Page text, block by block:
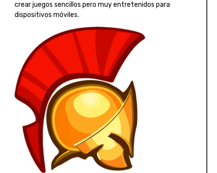
crear juegos sencillos pero muy entretenidos para
dispositivos móviles.